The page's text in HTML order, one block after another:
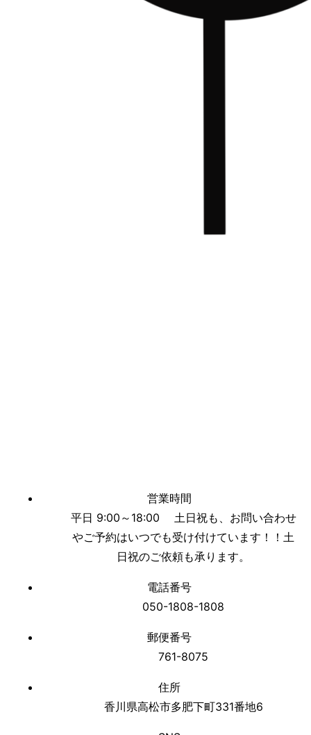
営業時間
平日 9:00～18:00 土日祝も、お問い合わせ
やご予約はいつでも受け付けています！！土
日祝のご依頼も承ります。
電話番号
050-1808-1808
郵便番号
761-8075
住所
香川県高松市多肥下町331番地6